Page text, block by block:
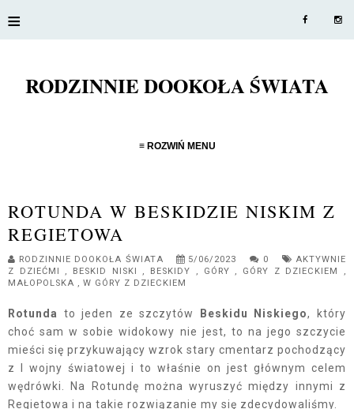
≡
RODZINNIE DOOKOŁA ŚWIATA
≡ ROZWIŃ MENU
ROTUNDA W BESKIDZIE NISKIM Z
REGIETOWA
RODZINNIE DOOKOŁA ŚWIATA 5/06/2023 0
AKTYWNIE
Z DZIEĆMI , BESKID NISKI , BESKIDY , GÓRY , GÓRY Z DZIECKIEM ,
MAŁOPOLSKA , W GÓRY Z DZIECKIEM
Rotunda to jeden ze szczytów Beskidu Niskiego, który
choć sam w sobie widokowy nie jest, to na jego szczycie
mieści się przykuwający wzrok stary cmentarz pochodzący
z I wojny światowej i to właśnie on jest głównym celem
wędrówki. Na Rotundę można wyruszyć między innymi z
Regietowa i na takie rozwiązanie my się zdecydowaliśmy.